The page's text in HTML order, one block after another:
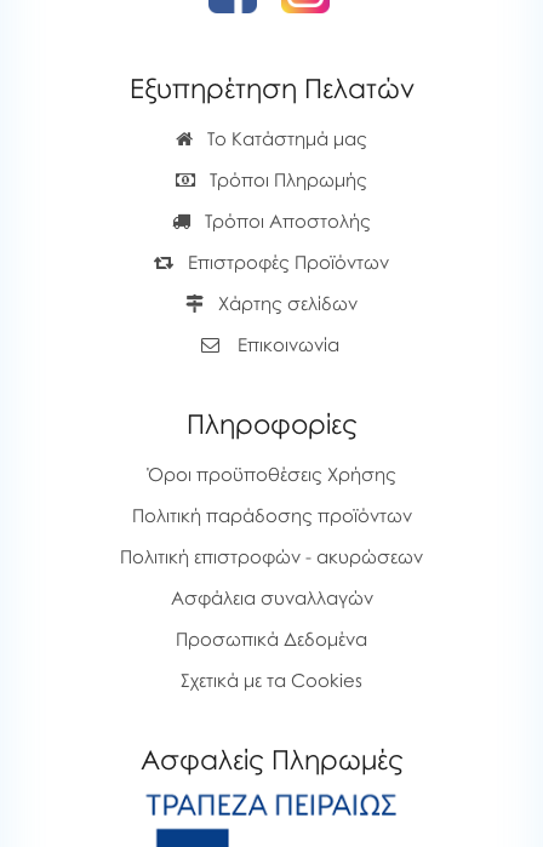
Εξυπηρέτηση Πελατών
Το Κατάστημά μας
Τρόποι Πληρωμής
Τρόποι Αποστολής
Επιστροφές Προϊόντων
Χάρτης σελίδων
Επικοινωνία
Πληροφορίες
Όροι προϋποθέσεις Χρήσης
Πολιτική παράδοσης προϊόντων
Πολιτική επιστροφών - ακυρώσεων
Ασφάλεια συναλλαγών
Προσωπικά Δεδομένα
Σχετικά με τα Cookies
Ασφαλείς Πληρωμές